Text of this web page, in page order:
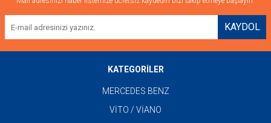
KAYDOL
KATEGORİLER
MERCEDES BENZ
VİTO / VİANO